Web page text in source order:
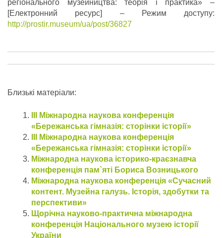
регіонального музейництва: теорія і практика» –
[Електронний ресурс] – Режим доступу:
http://prostir.museum/ua/post/36827
Близькі матеріали:
ІІІ Міжнародна наукова конференція
«Бережанська гімназія: сторінки історії»
ІІІ Міжнародна наукова конференція
«Бережанська гімназія: сторінки історії»
Міжнародна наукова історико-краєзнавча
конференція пам`яті Бориса Возницького
Міжнародна наукова конференція «Сучасний
контент. Музейна галузь. Історія, здобутки та
перспективи»
Щорічна науково-практична міжнародна
конференція Національного музею історії
України